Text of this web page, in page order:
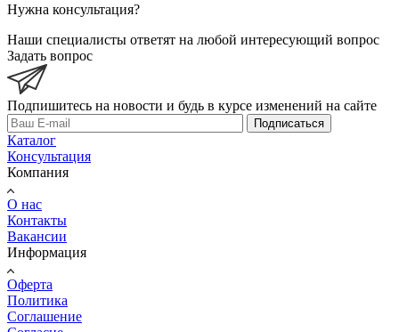
Нужна консультация?
Наши специалисты ответят на любой интересующий вопрос
Задать вопрос
Подпишитесь на новости и будь в курсе изменений на сайте
Подписаться
Каталог
Консультация
Компания
О нас
Контакты
Вакансии
Информация
Оферта
Политика
Соглашение